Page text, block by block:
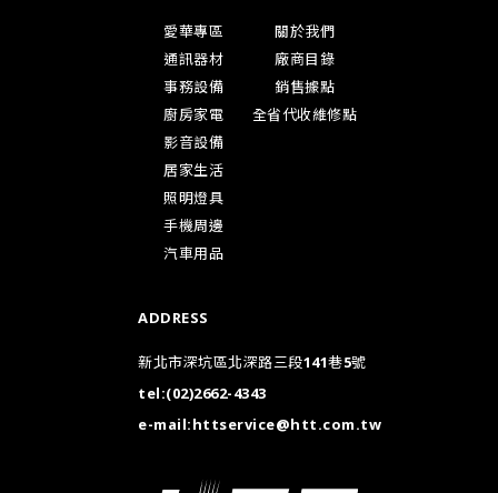
愛華專區
通訊器材
事務設備
廚房家電
影音設備
居家生活
照明燈具
手機周邊
汽車用品
關於我們
廠商目錄
銷售據點
全省代收維修點
ADDRESS
新北市深坑區北深路三段141巷5號
tel:(02)2662-4343
e-mail:httservice@htt.com.tw